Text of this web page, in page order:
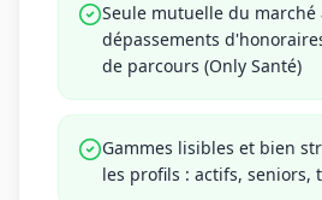
Seule mutuelle du marché
dépassements
de parcours (Only Santé)
Gammes lisibles et bien
les profils : actifs, seniors,